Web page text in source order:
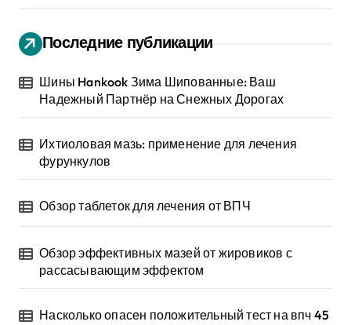
Последние публикации
Шины Hankook Зима Шипованные: Ваш
Надежный Партнёр на Снежных Дорогах
Ихтиоловая мазь: применение для лечения
фурункулов
Обзор таблеток для лечения от ВПЧ
Обзор эффективных мазей от жировиков с
рассасывающим эффектом
Насколько опасен положительный тест на впч 45